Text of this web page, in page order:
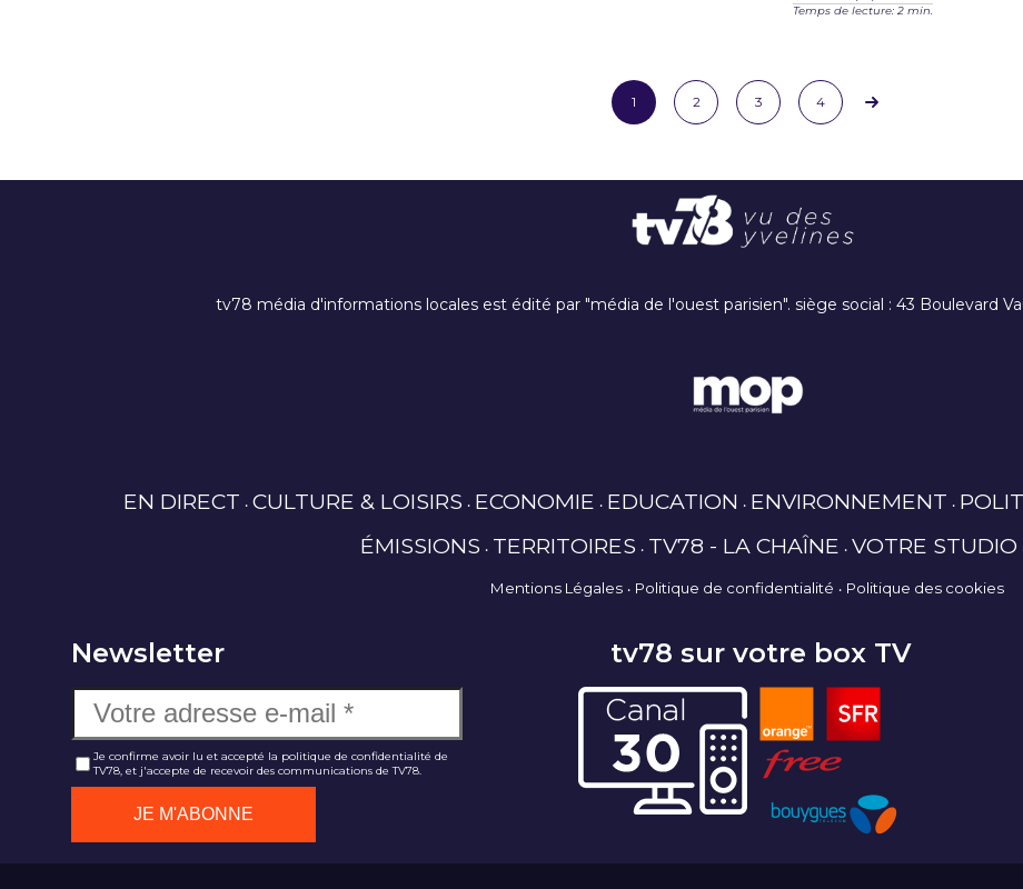
Temps de lecture: 2 min.
1 2 3 4
tv78 média d'informations locales est édité par "média de l'ouest parisien". siège social : 43 Boulevard
EN DIRECT CULTURE & LOISIRS ECONOMIE EDUCATION ENVIRONNEMENT
ÉMISSIONS TERRITOIRES TV78 - LA CHAÎNE VOTRE STUDIO
Mentions Légales Politique de confidentialité Politique des cookies
Newsletter
Je confirme avoir lu et accepté la politique de confidentialité de
TV78, et j'accepte de recevoir des communications de TV78.
tv78 sur votre box TV